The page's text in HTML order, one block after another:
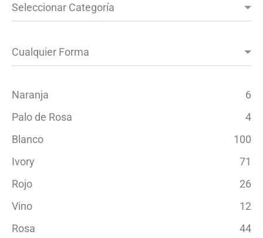
Naranja
6
Palo de Rosa
4
Blanco
100
Ivory
71
Rojo
26
Vino
12
Rosa
44